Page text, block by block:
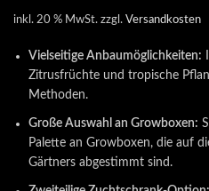
inkl. 20 % MwSt. zzgl. Versandkosten
Vielseitige Anbaumöglichkeiten:
Zitrusfrüchte und tropische
Methoden.
Große Auswahl an Growboxen:
Palette an Growboxen, die auf
Gärtners abgestimmt sind.